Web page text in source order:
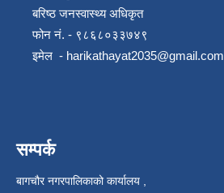
बरिष्ठ जनस्वास्थ्य अधिकृत
फोन नं. - ९८६८०३३७४९
इमेल - harikathayat2035@gmail.com
सम्पर्क
बागचौर नगरपालिकाको कार्यालय ,